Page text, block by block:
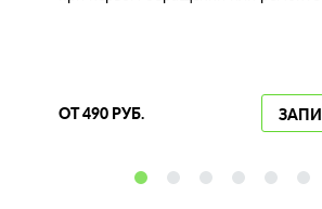
ОТ 490 РУБ.